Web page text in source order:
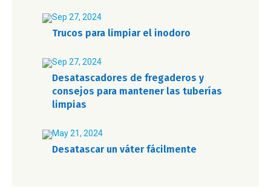
Sep 27, 2024
Trucos para limpiar el inodoro
Sep 27, 2024
Desatascadores de fregaderos y
consejos para mantener las tuberías
limpias
May 21, 2024
Desatascar un váter fácilmente